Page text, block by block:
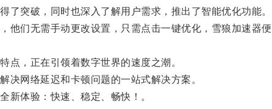
突破，同时也深入了解用户需求，推出了智能优化功能。
们无需手动更改设置，只需点击一键优化，雪狼加速器
，正在引领着数字世界的速度之潮。
网络延迟和卡顿问题的一站式解决方案。
体验：快速、稳定、畅快！。